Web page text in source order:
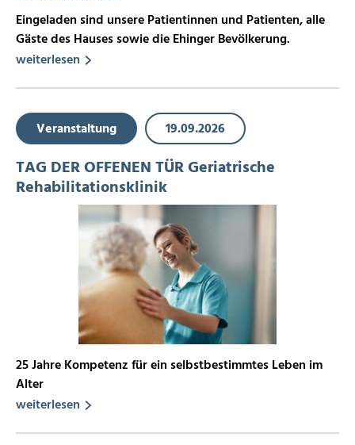
Eingeladen sind unsere Patientinnen und Patienten, alle
Gäste des Hauses sowie die Ehinger Bevölkerung.
weiterlesen
Veranstaltung 19.09.2026
TAG DER OFFENEN TÜR Geriatrische
Rehabilitationsklinik
25 Jahre Kompetenz für ein selbstbestimmtes Leben im
Alter
weiterlesen